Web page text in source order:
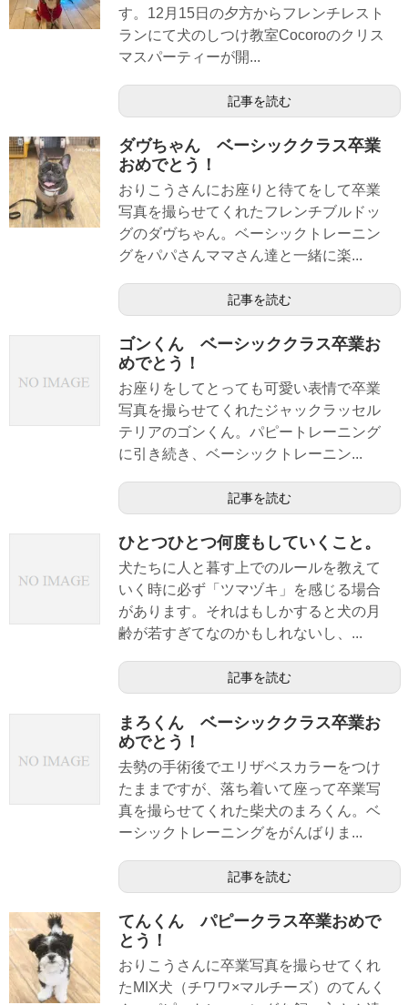
す。12月15日の夕方からフレンチレスト
ランにて犬のしつけ教室Cocoroのクリス
マスパーティーが開...
記事を読む
ダヴちゃん ベーシッククラス卒業
おめでとう！
おりこうさんにお座りと待てをして卒業
写真を撮らせてくれたフレンチブルドッ
グのダヴちゃん。ベーシックトレーニン
グをパパさんママさん達と一緒に楽...
記事を読む
ゴンくん ベーシッククラス卒業お
めでとう！
お座りをしてとっても可愛い表情で卒業
写真を撮らせてくれたジャックラッセル
テリアのゴンくん。パピートレーニング
に引き続き、ベーシックトレーニン...
記事を読む
ひとつひとつ何度もしていくこと。
犬たちに人と暮す上でのルールを教えて
いく時に必ず「ツマヅキ」を感じる場合
があります。それはもしかすると犬の月
齢が若すぎてなのかもしれないし、...
記事を読む
まろくん ベーシッククラス卒業お
めでとう！
去勢の手術後でエリザベスカラーをつけ
たままですが、落ち着いて座って卒業写
真を撮らせてくれた柴犬のまろくん。ベ
ーシックトレーニングをがんばりま...
記事を読む
てんくん パピークラス卒業おめで
とう！
おりこうさんに卒業写真を撮らせてくれ
たMIX犬（チワワ×マルチーズ）のてんく